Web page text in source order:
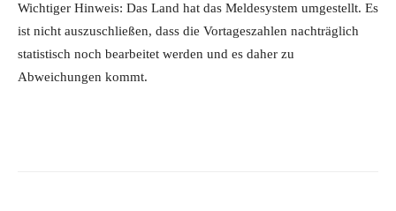
Wichtiger Hinweis: Das Land hat das Meldesystem umgestellt. Es
ist nicht auszuschließen, dass die Vortageszahlen nachträglich
statistisch noch bearbeitet werden und es daher zu
Abweichungen kommt.